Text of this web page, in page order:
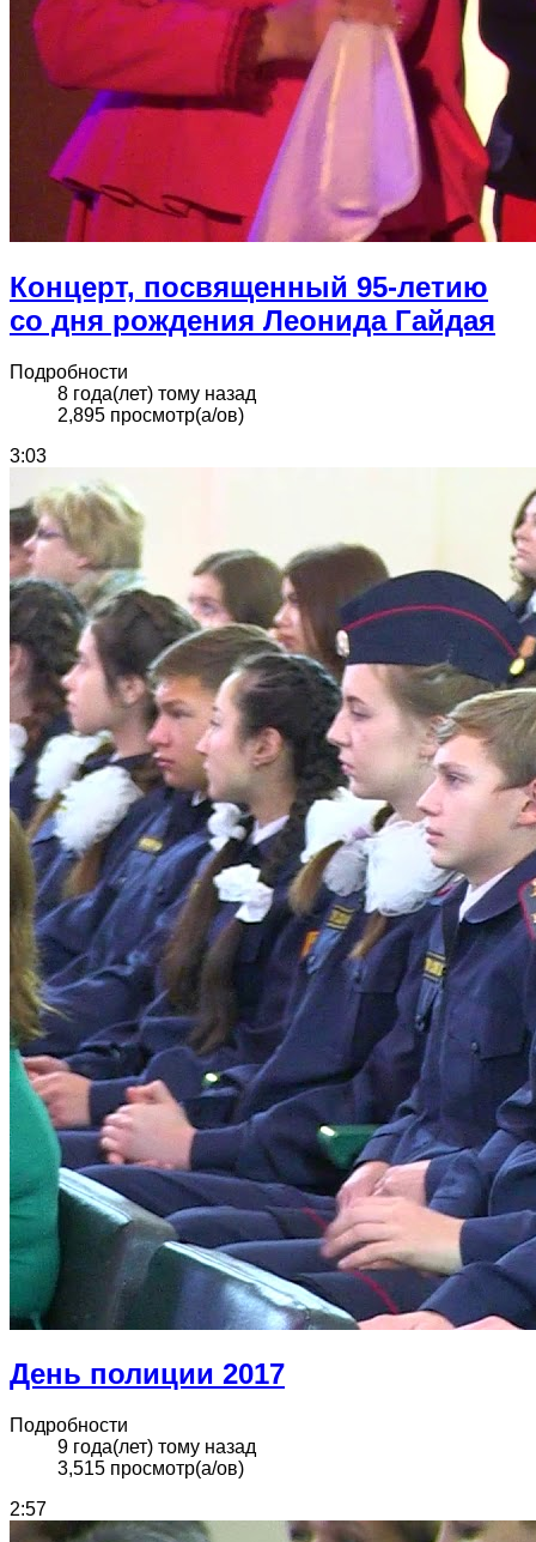
Концерт, посвященный 95-летию
со дня рождения Леонида Гайдая
Подробности
8 года(лет) тому назад
2,895 просмотр(а/ов)
3:03
День полиции 2017
Подробности
9 года(лет) тому назад
3,515 просмотр(а/ов)
2:57